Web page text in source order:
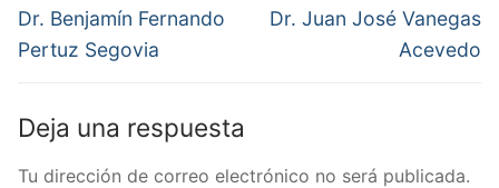
Dr. Benjamín Fernando
Pertuz Segovia
Dr. Juan José Vanegas
Acevedo
Deja una respuesta
Tu dirección de correo electrónico no será publicada.